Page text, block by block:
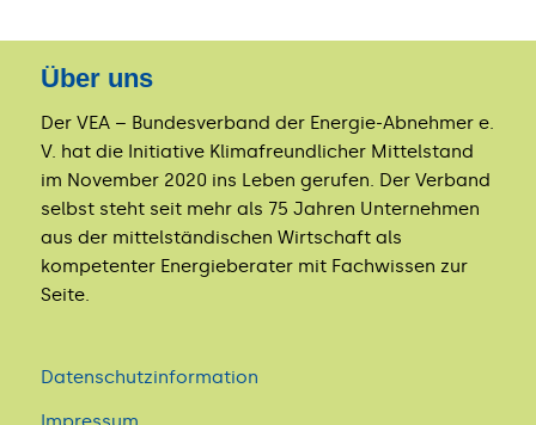
Über uns
Der VEA – Bundesverband der Energie-Abnehmer e.
V. hat die Initiative Klimafreundlicher Mittelstand
im November 2020 ins Leben gerufen. Der Verband
selbst steht seit mehr als 75 Jahren Unternehmen
aus der mittelständischen Wirtschaft als
kompetenter Energieberater mit Fachwissen zur
Seite.
Datenschutzinformation